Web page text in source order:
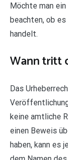
Möchte man
beachten, ob
handelt.
Wann tritt
Das
keine amtliche
einen Beweis
haben, kann es